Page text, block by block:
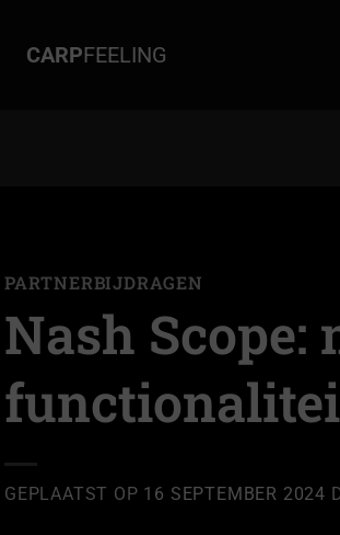
CARPFEELING
PARTNERBIJDRAGEN
Nash Scope:
GEPLAATST OP 16 SEPTEMBER 2024